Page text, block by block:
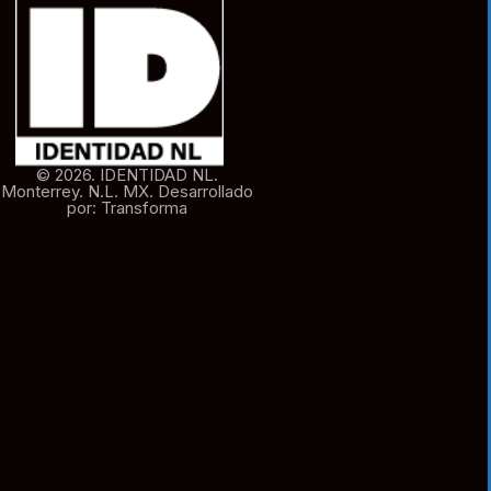
© 2026. IDENTIDAD NL.
Monterrey. N.L. MX. Desarrollado
por: Transforma